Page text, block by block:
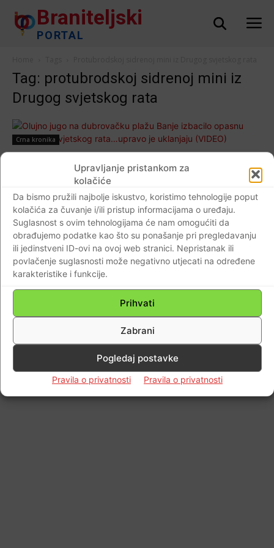
Upravljanje pristankom za
kolačiće
Da bismo pružili najbolje iskustvo, koristimo tehnologije poput
kolačića za čuvanje i/ili pristup informacijama o uređaju.
Suglasnost s ovim tehnologijama će nam omogućiti da
obrađujemo podatke kao što su ponašanje pri pregledavanju
ili jedinstveni ID-ovi na ovoj web stranici. Nepristanak ili
povlačenje suglasnosti može negativno utjecati na određene
karakteristike i funkcije.
Prihvati
Zabrani
Pogledaj postavke
Pravila o privatnosti Pravila o privatnosti
Braniteljski
PORTAL
Tag: protubrodskoj sidrenoj mini iz
Drugog svjetskog rata
Crna kronika
Olujno jugo na dubrovačku plažu Banje
izbacilo opasnu minu iz 2. Svjetskog rata…
upravo je uklanjaju (VIDEO)
Braniteljski portal - 16.12.2017
Impressum Kontaktirajte nas Pravila o privatnosti
© Newspaper WordPress Theme by TagDiv